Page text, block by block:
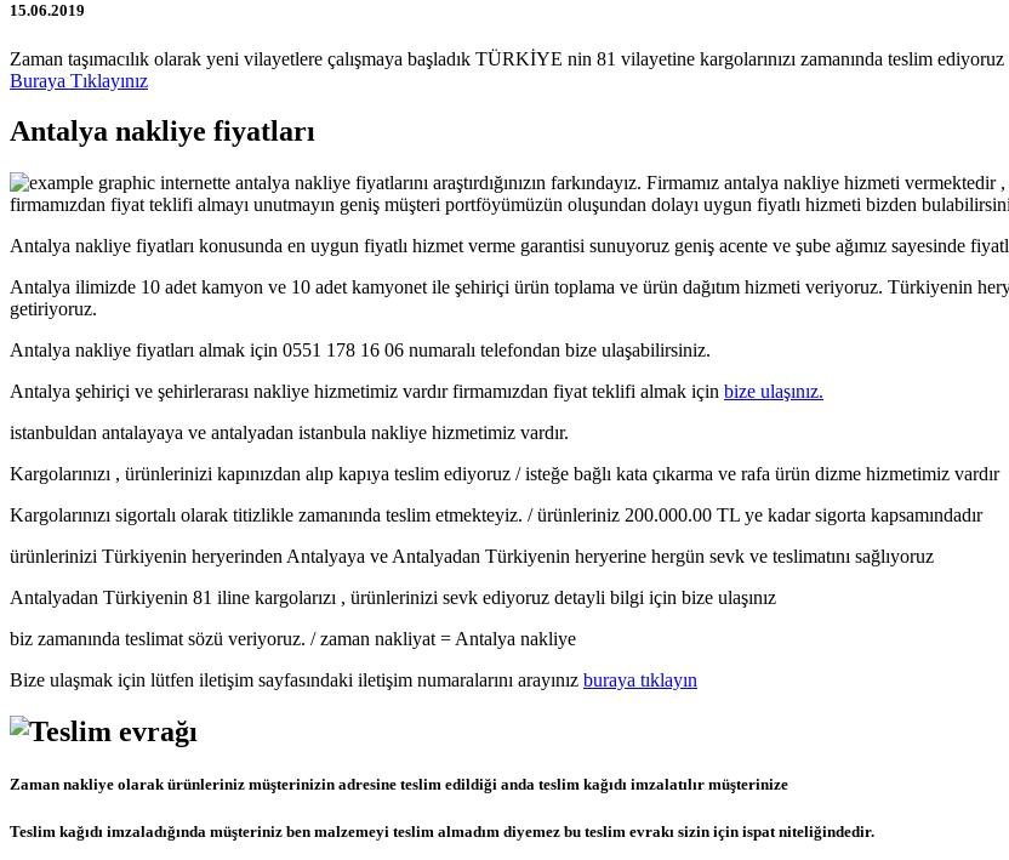
15.06.2019
Zaman taşımacılık olarak yeni vilayetlere çalışmaya başladık TÜRKİYE nin 81 vilayetine kargolarınızı zamanında teslim ediyoruz
Buraya Tıklayınız
Antalya nakliye fiyatları
internette antalya nakliye fiyatlarını araştırdığınızın farkındayız. Firmamız antalya nakliye hizmeti
firmamızdan fiyat teklifi almayı unutmayın geniş müşteri portföyümüzün oluşundan dolayı uygun fiyatlı hizmeti bizden
Antalya nakliye fiyatları konusunda en uygun fiyatlı hizmet verme garantisi sunuyoruz geniş acente ve şube ağımız sayesinde
Antalya ilimizde 10 adet kamyon ve 10 adet kamyonet ile şehiriçi ürün toplama ve ürün dağıtım hizmeti veriyoruz. Türkiyenin
getiriyoruz.
Antalya nakliye fiyatları almak için 0551 178 16 06 numaralı telefondan bize ulaşabilirsiniz.
Antalya şehiriçi ve şehirlerarası nakliye hizmetimiz vardır firmamızdan fiyat teklifi almak için bize ulaşınız.
istanbuldan antalayaya ve antalyadan istanbula nakliye hizmetimiz vardır.
Kargolarınızı , ürünlerinizi kapınızdan alıp kapıya teslim ediyoruz / isteğe bağlı kata çıkarma ve rafa ürün dizme hizmetimiz vardır
Kargolarınızı sigortalı olarak titizlikle zamanında teslim etmekteyiz. / ürünleriniz 200.000.00 TL ye kadar sigorta kapsamındadır
ürünlerinizi Türkiyenin heryerinden Antalyaya ve Antalyadan Türkiyenin heryerine hergün sevk ve teslimatını sağlıyoruz
Antalyadan Türkiyenin 81 iline kargolarızı , ürünlerinizi sevk ediyoruz detayli bilgi için bize ulaşınız
biz zamanında teslimat sözü veriyoruz. / zaman nakliyat = Antalya nakliye
Bize ulaşmak için lütfen iletişim sayfasındaki iletişim numaralarını arayınız buraya tıklayın
Zaman nakliye olarak ürünleriniz müşterinizin adresine teslim edildiği anda teslim kağıdı imzalatılır müşterinize
Teslim kağıdı imzaladığında müşteriniz ben malzemeyi teslim almadım diyemez bu teslim evrakı sizin için ispat niteliğindedir.